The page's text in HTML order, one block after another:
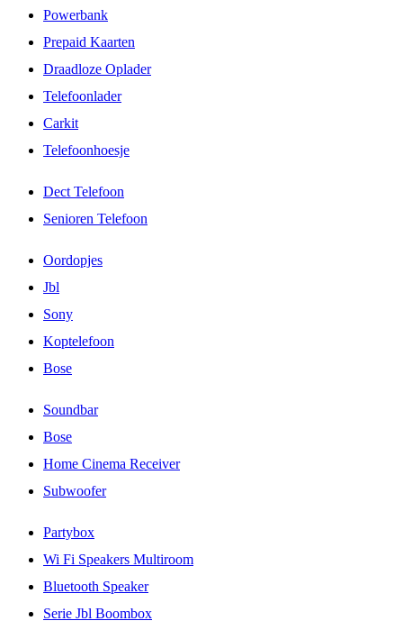
Powerbank
Prepaid Kaarten
Draadloze Oplader
Telefoonlader
Carkit
Telefoonhoesje
Dect Telefoon
Senioren Telefoon
Oordopjes
Jbl
Sony
Koptelefoon
Bose
Soundbar
Bose
Home Cinema Receiver
Subwoofer
Partybox
Wi Fi Speakers Multiroom
Bluetooth Speaker
Serie Jbl Boombox